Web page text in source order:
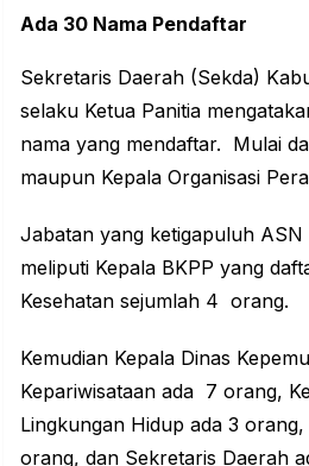
Ada 30 Nama Pendaftar
Sekretaris Daerah (Sekda)
selaku Ketua Panitia
nama yang mendaftar. Mulai
maupun Kepala Organisasi
Jabatan yang ketigapuluh
meliputi Kepala BKPP yang
Kesehatan sejumlah 4 orang.
Kemudian Kepala Dinas
Kepariwisataan ada 7 orang,
Lingkungan Hidup ada 3
orang, dan Sekretaris Daerah